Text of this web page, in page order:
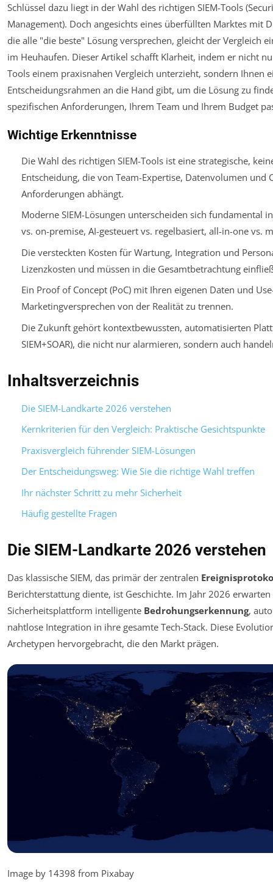
Schlüssel dazu liegt in der Wahl des richtigen SIEM-Tools
Management). Doch angesichts eines überfüllten Marktes mit
die alle "die beste" Lösung versprechen, gleicht der Vergleich
im Heuhaufen. Dieser Artikel schafft Klarheit, indem er nicht
Tools einem praxisnahen Vergleich unterzieht, sondern Ihnen
Entscheidungsrahmen an die Hand gibt, um die Lösung zu
spezifischen Anforderungen, Ihrem Team und Ihrem Budget
Wichtige Erkenntnisse
Die Wahl des richtigen SIEM-Tools ist eine strategische,
Entscheidung, die von Team-Expertise, Datenvolumen und
Anforderungen abhängt.
Moderne SIEM-Lösungen unterscheiden sich fundamental
vs. on-premise, AI-gesteuert vs. regelbasiert, all-in-one vs.
Die versteckten Kosten für Wartung, Integration und
Lizenzkosten und müssen in die Gesamtbetrachtung
Ein Proof of Concept (PoC) mit Ihren eigenen Daten und
Marketingversprechen von der Realität zu trennen.
Die Zukunft gehört kontextbewussten, automatisierten
SIEM+SOAR), die nicht nur alarmieren, sondern auch
Inhaltsverzeichnis
Die SIEM-Landkarte 2026 verstehen
Kernkriterien für den Vergleich: Praktische Gesichtspunkte
Praxisvergleich führender SIEM-Lösungen
Der Entscheidungsweg: Wie Sie die richtige Wahl treffen
Ihr nächster Schritt zu mehr Sicherheit
Häufig gestellte Fragen
Die SIEM-Landkarte 2026 verstehen
Das klassische SIEM, das primär der zentralen
Berichterstattung diente, ist Geschichte. Im Jahr 2026
Sicherheitsplattform intelligente Bedrohungserkennung,
nahtlose Integration in ihre gesamte Tech-Stack. Diese
Archetypen hervorgebracht, die den Markt prägen.
Image by 14398 from Pixabay